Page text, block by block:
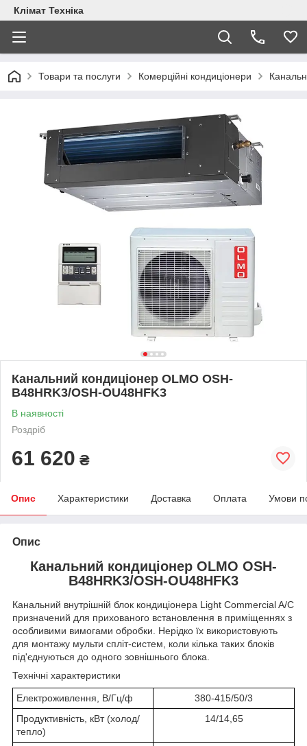
Клімат Техніка
Товари та послуги Комерційні кондиціонери
Канальний кондиціонер OLMO OSH-
B48HRK3/OSH-OU48HFK3
В наявності
Роздріб
61 620 ₴
Опис Характеристики Доставка Оплата Умови
Опис
Канальний кондиціонер OLMO OSH-
B48HRK3/OSH-OU48HFK3
Канальний внутрішній блок кондиціонера Light Commercial A/C
призначений для прихованого встановлення в приміщеннях з
особливими вимогами обробки. Нерідко їх використовують
для монтажу мульти спліт-систем, коли кілька таких блоків
під'єднуються до одного зовнішнього блока.
Технічні характеристики
Електроживлення, В/Гц/ф
380-415/50/3
Продуктивність, кВт (холод/
тепло)
14/14,65